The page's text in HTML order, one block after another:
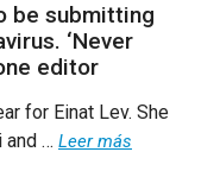
be submitting
‘Never
editor
for Einat Lev. She
and … Leer más